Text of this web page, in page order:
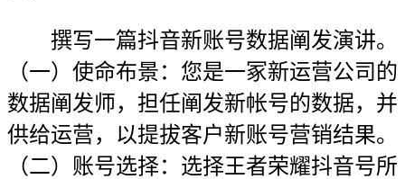
撰写一篇抖音新账号数据阐发演讲。
（一）使命布景：您是一冢新运营公司的
数据阐发师，担任阐发新帐号的数据，并
供给运营，以提拔客户新账号营销结果。
（二）账号选择：选择王者荣耀抖音号所